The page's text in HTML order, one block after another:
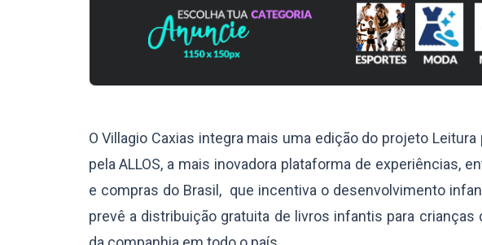
O Villagio Caxias integra mais uma edição do projeto
pela ALLOS, a mais inovadora plataforma de experiências,
e compras do Brasil, que incentiva o desenvolvimento
prevê a distribuição gratuita de livros infantis para